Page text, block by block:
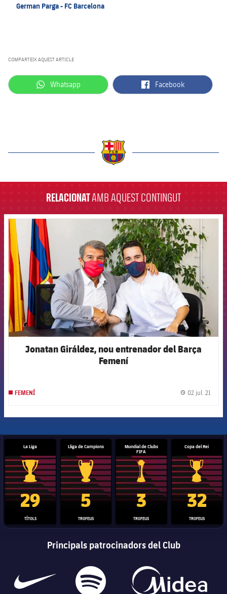
German Parga - FC Barcelona
COMPARTEIX AQUEST ARTICLE
label.aria.whatsapp
Whatsapp label.aria.facebook
Facebook
RELACIONATAMB AQUEST CONTINGUT
FCB Barcelona badge
Jonatan Giráldez, nou entrenador del Barça
Femení
FEMENÍ 02 jul. 21
La Liga
Trofeu de la Liga
29
TÍTOLS
Lliga de Campions
Trofeu de la Lliga de Campions
5
TROFEUS
Mundial de Clubs
FIFA
Trofeu del Mundial de Clubs
3
TROFEUS
Copa del Rei
Copa del
32
TROFEUS
Principals patrocinadors del Club